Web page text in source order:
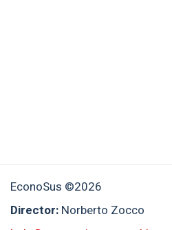
EconoSus ©2026
Director: Norberto Zocco